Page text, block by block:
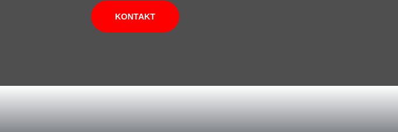
KONTAKT